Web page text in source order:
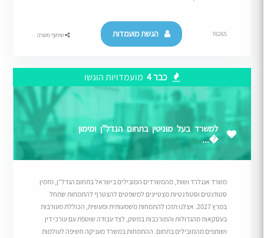
76265 הגשת מועמדות שיתוף משרה
כבר 4 מועמדויות הוגשו
למשרד בעל מוניטין בתחום הנדל"ן ומימון
�...
משרד אנגלרד ושות’, מהמשרדים המובילים בישראל בתחום הנדל”ן, מזמין
סטודנטים וסטודנטיות מצטיינים למשפטים להצטרף להתמחות שתחל
במרץ 2027. אצלנו תזכו להתמחות משמעותית ומעשית, הכוללת מעורבות
בעסקאות מהגדולות והמורכבות במשק, לצד עבודה שוטפת עם עורכי דין
ושותפים מהמובילים בתחום. ההתמחות במשרד מעניקה חשיפה לעולמות